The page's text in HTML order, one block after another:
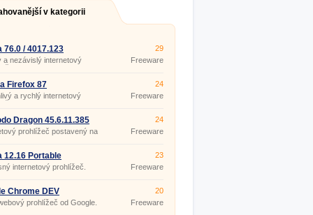
v kategorii
76.0 / 4017.123
a nezávislý internetový
29
Freeware
Firefox 87
a rychlý internetový
24
Freeware
Dragon 45.6.11.385
prohlížeč postavený na
24
Freeware
12.16 Portable
internetový prohlížeč.
23
Freeware
Chrome DEV
prohlížeč od Google.
20
Freeware